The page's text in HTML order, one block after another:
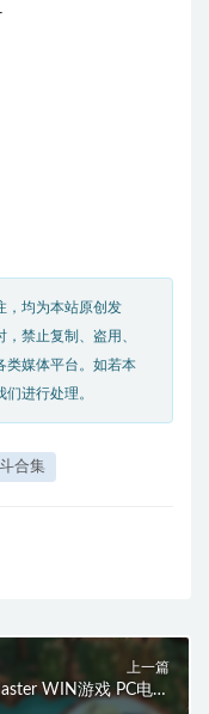
，均为本站原创发
禁止复制、盗用、
类媒体平台。如若本
进行处理。
合集
上一篇
WIN游戏 PC电脑